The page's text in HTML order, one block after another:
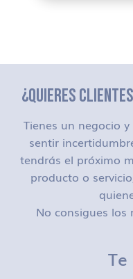
¿QUIERES
Tienes un negocio
sentir
tendrás el próximo
producto o
No consigues los